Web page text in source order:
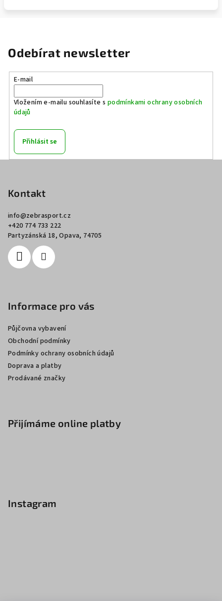
Odebírat newsletter
E-mail
Vložením e-mailu souhlasíte s podmínkami ochrany osobních
údajů
Přihlásit se
Kontakt
info@zebrasport.cz
+420 774 733 222
Partyzánská 18, Opava, 74705
Informace pro vás
Půjčovna vybavení
Obchodní podmínky
Podmínky ochrany osobních údajů
Doprava a platby
Prodávané značky
Přijímáme online platby
Instagram